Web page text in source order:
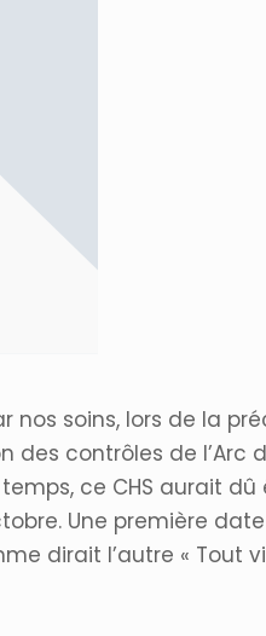
nos soins, lors de la
contrôles de l’Arc
ce CHS aurait
Une première
dirait l’autre « Tout